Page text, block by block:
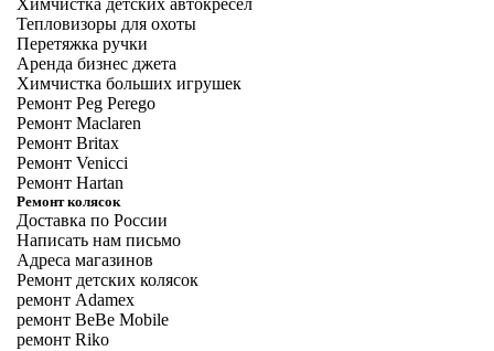
Химчистка детских автокресел
Тепловизоры для охоты
Перетяжка ручки
Аренда бизнес джета
Химчистка больших игрушек
Ремонт Peg Perego
Ремонт Maclaren
Ремонт Britax
Ремонт Venicci
Ремонт Hartan
Ремонт колясок
Доставка по России
Написать нам письмо
Адреса магазинов
Ремонт детских колясок
ремонт Adamex
ремонт BeBe Mobile
ремонт Riko